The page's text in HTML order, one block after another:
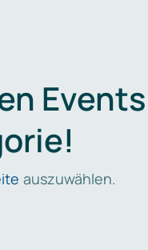
Events
auszuwählen.